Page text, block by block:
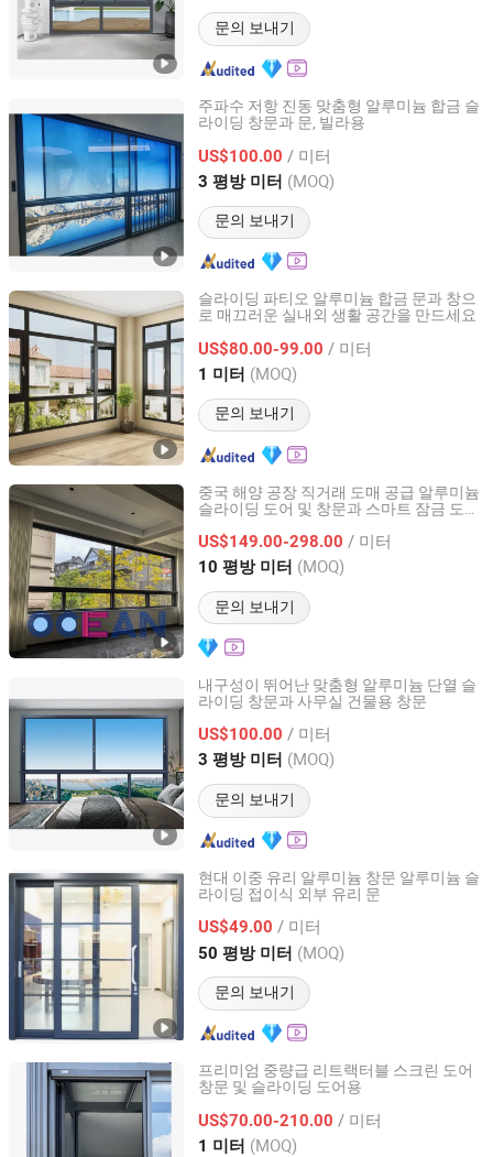
문의 보내기
주파수 저항 진동 맞춤형 알루미늄 합금 슬
라이딩 창문과 문, 빌라용
US$100.00 / 미터
3 평방 미터 (MOQ)
문의 보내기
GD OVOSD Doors & Windows Industrial Co., Ltd.
Guangdong, China 이후 2026
슬라이딩 파티오 알루미늄 합금 문과 창으
로 매끄러운 실내외 생활 공간을 만드세요
US$80.00-99.00 / 미터
1 미터 (MOQ)
문의 보내기
Yantai Econstruction Trade Co., Ltd.
Shandong, China 이후 2026
중국 해양 공장 직거래 도매 공급 알루미늄
슬라이딩 도어 및 창문과 스마트 잠금 도어,
US$149.00-298.00 / 미터
10 평방 미터 (MOQ)
문의 보내기
Sichuan Pacific Ocean Internation Trade Co. Ltd.
Sichuan, China 이후 2025
내구성이 뛰어난 맞춤형 알루미늄 단열 슬
라이딩 창문과 사무실 건물용 창문
US$100.00 / 미터
3 평방 미터 (MOQ)
문의 보내기
GD OVOSD Doors & Windows Industrial Co., Ltd.
Guangdong, China 이후 2026
현대 이중 유리 알루미늄 창문 알루미늄 슬
라이딩 접이식 외부 유리 문
US$49.00 / 미터
50 평방 미터 (MOQ)
문의 보내기
Anhui Lagunas Doors and Windows Manufacture Co., Ltd.
Anhui, China 이후 2021
프리미엄 중량급 리트랙터블 스크린 도어
창문 및 슬라이딩 도어용
US$70.00-210.00 / 미터
1 미터 (MOQ)
Shenzhen Muchuan Decoration Co., Ltd.
Guangdong, China 이후 2024